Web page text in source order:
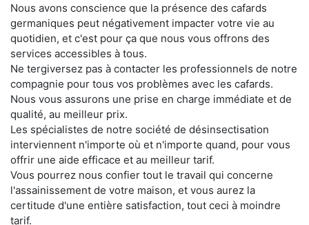
Nous avons conscience que la présence des cafards
germaniques peut négativement impacter votre vie au
quotidien, et c'est pour ça que nous vous offrons des
services accessibles à tous.
Ne tergiversez pas à contacter les professionnels de notre
compagnie pour tous vos problèmes avec les cafards.
Nous vous assurons une prise en charge immédiate et de
qualité, au meilleur prix.
Les spécialistes de notre société de désinsectisation
interviennent n'importe où et n'importe quand, pour vous
offrir une aide efficace et au meilleur tarif.
Vous pourrez nous confier tout le travail qui concerne
l'assainissement de votre maison, et vous aurez la
certitude d'une entière satisfaction, tout ceci à moindre
tarif.